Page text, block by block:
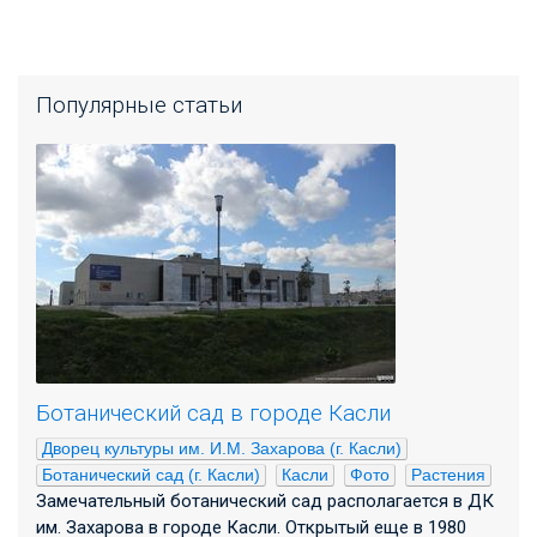
Популярные статьи
Ботанический сад в городе Касли
Дворец культуры им. И.М. Захарова (г. Касли)
Ботанический сад (г. Касли)
Касли Фото Растения
Замечательный ботанический сад располагается в ДК
им. Захарова в городе Касли. Открытый еще в 1980